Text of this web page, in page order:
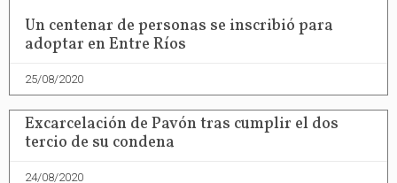
Un centenar de personas se inscribió para
adoptar en Entre Ríos
25/08/2020
Excarcelación de Pavón tras cumplir el dos
tercio de su condena
24/08/2020